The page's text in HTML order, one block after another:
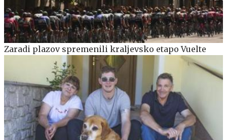
Zaradi plazov spremenili kraljevsko etapo Vuelte